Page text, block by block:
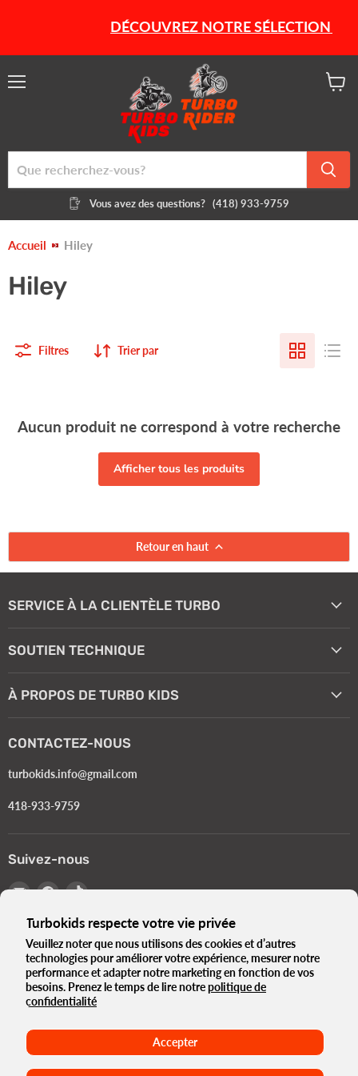
Turbokids respecte votre vie privée
Veuillez noter que nous utilisons des cookies et d’autres
technologies pour améliorer votre expérience, mesurer notre
performance et adapter notre marketing en fonction de vos
besoins. Prenez le temps de lire notrepolitique de
confidentialité
Accepter
DÉCOUVREZ NOTRE SÉLECTION DE
Vous avez des questions? (418) 933-9759
Accueil Hiley
Hiley
Filtres Trier par
Aucun produit ne correspond à votre recherche
Afficher tous les produits
Retour en haut
SERVICE À LA CLIENTÈLE TURBO
SOUTIEN TECHNIQUE
À PROPOS DE TURBO KIDS
CONTACTEZ-NOUS
turbokids.info@gmail.com
418-933-9759
Suivez-nous
EmailTrouvez-
sur
Facebook
Trouvez-
sur
TikTok
Langue
Français
Pays
Canada (CAD $)
Le Turbo Blogue Notre histoire
Politique de Confidentialité
Termes et Conditions
Normes Gouvernementales e-Bikes
Conditions d'utilisation
Politique de remboursement Maison